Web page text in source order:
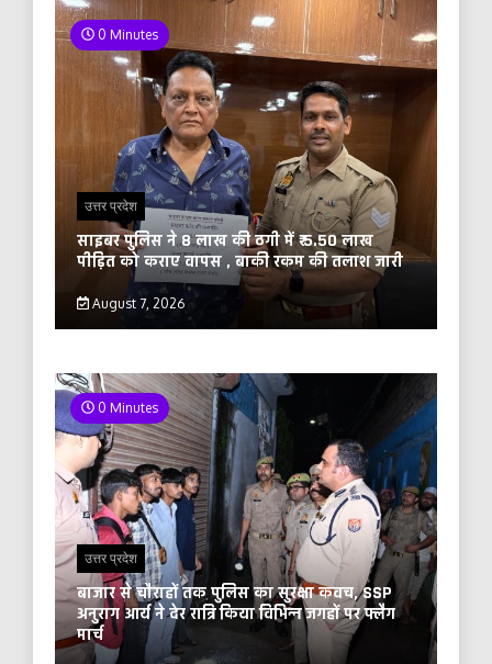
0 Minutes
उत्तर प्रदेश
साइबर पुलिस ने 8 लाख की ठगी में ₹ 5.50 लाख
पीड़ित को कराए वापस , बाकी रकम की तलाश जारी
August 7, 2026
0 Minutes
उत्तर प्रदेश
बाजार से चौराहों तक पुलिस का सुरक्षा कवच, SSP
अनुराग आर्य ने देर रात्रि किया विभिन्न जगहों पर फ्लैग
मार्च